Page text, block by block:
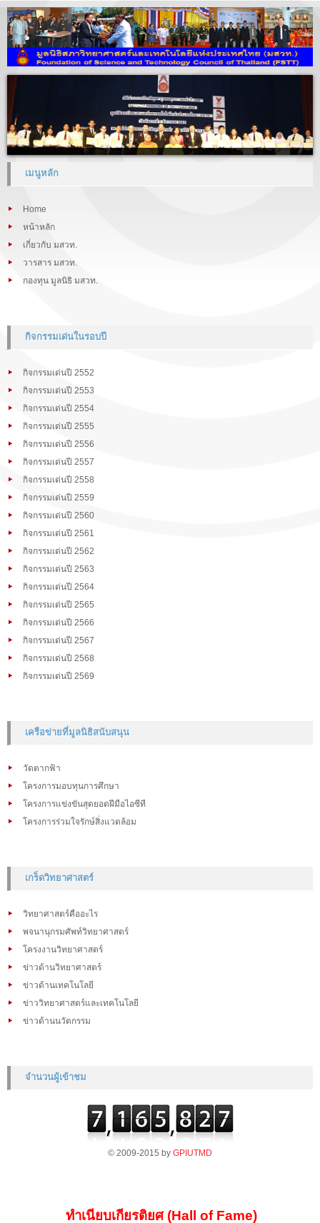
เมนูหลัก
Home
หน้าหลัก
เกี่ยวกับ มสวท.
วารสาร มสวท.
กองทุน มูลนิธิ มสวท.
กิจกรรมเด่นในรอบปี
กิจกรรมเด่นปี 2552
กิจกรรมเด่นปี 2553
กิจกรรมเด่นปี 2554
กิจกรรมเด่นปี 2555
กิจกรรมเด่นปี 2556
กิจกรรมเด่นปี 2557
กิจกรรมเด่นปี 2558
กิจกรรมเด่นปี 2559
กิจกรรมเด่นปี 2560
กิจกรรมเด่นปี 2561
กิจกรรมเด่นปี 2562
กิจกรรมเด่นปี 2563
กิจกรรมเด่นปี 2564
กิจกรรมเด่นปี 2565
กิจกรรมเด่นปี 2566
กิจกรรมเด่นปี 2567
กิจกรรมเด่นปี 2568
กิจกรรมเด่นปี 2569
เครือข่ายที่มูลนิธิสนับสนุน
วัดตากฟ้า
โครงการมอบทุนการศึกษา
โครงการแข่งขันสุดยอดฝีมือไอซีที
โครงการร่วมใจรักษ์สิ่งแวดล้อม
เกร็ดวิทยาศาสตร์
วิทยาศาสตร์คืออะไร
พจนานุกรมศัพท์วิทยาศาสตร์
โครงงานวิทยาศาสตร์
ข่าวด้านวิทยาศาสตร์
ข่าวด้านเทคโนโลยี
ข่าววิทยาศาสตร์และเทคโนโลยี
ข่าวด้านนวัตกรรม
จำนวนผู้เข้าชม
© 2009-2015 by GPIUTMD
ทำเนียบเกียรติยศ (Hall of Fame)